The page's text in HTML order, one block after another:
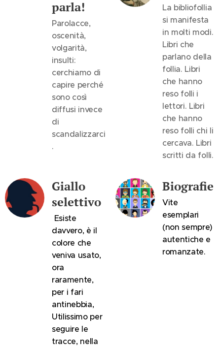
parla!
Parolacce,
oscenità,
volgarità,
insulti:
cerchiamo di
capire perché
sono così
diffusi invece
di
scandalizzarci
.
La bibliofollia
si manifesta
in molti modi.
Libri che
parlano della
follia. Libri
che hanno
reso folli i
lettori. Libri
che hanno
reso folli chi li
cercava. Libri
scritti da folli.
Giallo
selettivo
Esiste
davvero, è il
colore che
veniva usato,
ora
raramente,
per i fari
antinebbia,
Utilissimo per
seguire le
tracce, nella
Biografie
Vite
esemplari
(non sempre)
autentiche e
romanzate.